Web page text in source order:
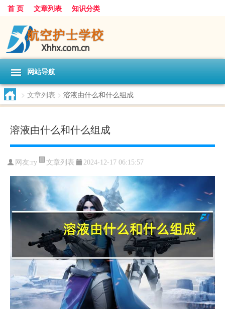
首 页 文章列表 知识分类
网站导航
> 文章列表 > 溶液由什么和什么组成
溶液由什么和什么组成
网友:ry 文章列表 2024-12-17 06:15:57